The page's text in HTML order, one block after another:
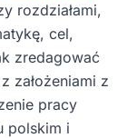
rozdziałami,
cel,
zredagować
założeniami z
pracy
polskim i